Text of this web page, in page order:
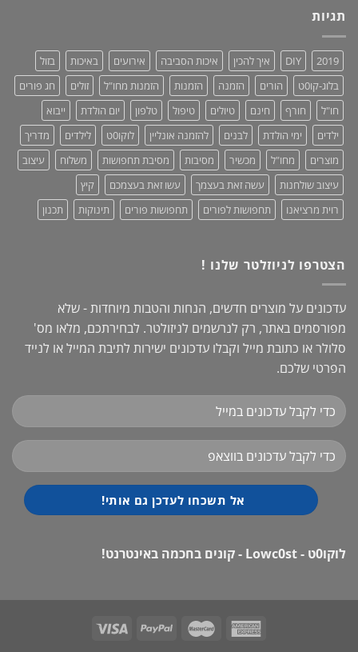
2019:
נוחות,
אופנתיות
+
מחמאות!
תגיות
2019
DIY איך להכין איכות הסביבה אירועים באיכות
בזול
בלוג-קו0ט
הורים הזמנה הזמנות הזמנות מחו"ל זולים
חג פורים
חו"ל
חורף חינם טיולים טיפול טלפון יום הולדת
ייבוא
ילדים
ימי הולדת לבנים להזמנה אונליין לוקו0ט לילדים
מדריך
מוצרים
מחו"ל מכשיר מסיבות מסיבת תחפושות משלוח
עיצוב
עיצוב שולחנות
עשה זאת בעצמך עשו זאת בעצמכם
קיץ
רוית מרציאנו
תחפושות לפורים תחפושות פורים תינוקות תכנון
הצטרפו לניוזלטר שלנו !
עדכונים על מוצרים חדשים, הנחות והטבות מיוחדות - שלא
מפורסמים באתר, רק לנרשמים לניזולטר. לבחירתכם, מלאו מס'
סלולר או כתובת מייל וקבלו עדכונים ישירות לתיבת המייל או לנייד
הפרטי שלכם.
לוקו0ט - Lowc0st - קונים בחכמה באינטרנט!